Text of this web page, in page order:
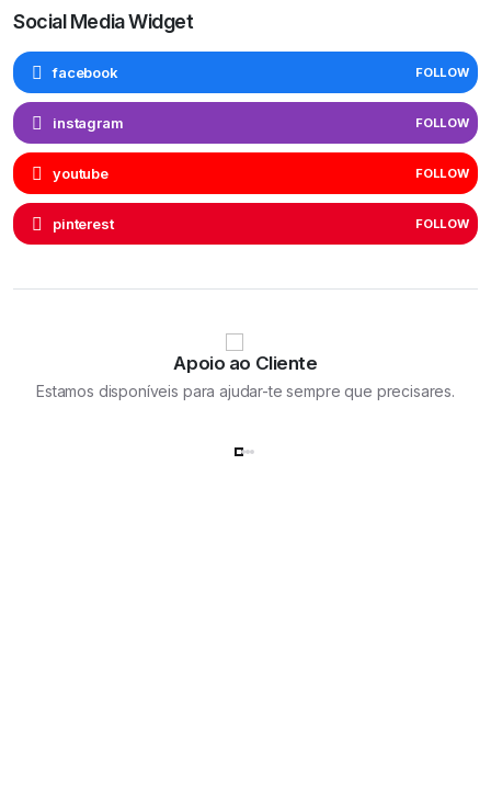
Social Media Widget
facebook FOLLOW
instagram FOLLOW
youtube FOLLOW
pinterest FOLLOW
Apoio ao Cliente
Estamos disponíveis para ajudar-te sempre que precisares.